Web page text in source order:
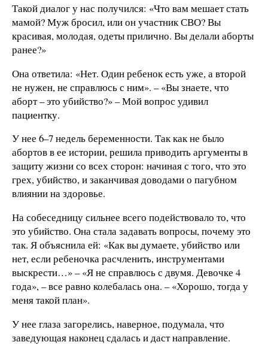
Такой диалог у нас получился: «Что вам мешает стать
мамой? Муж бросил, или он участник СВО? Вы
красивая, молодая, одеты прилично. Вы делали аборты
ранее?»
Она ответила: «Нет. Один ребенок есть уже, а второй
не нужен, не справлюсь с ним». – «Вы знаете, что
аборт – это убийство?» – Мой вопрос удивил
пациентку.
У нее 6–7 недель беременности. Так как не было
абортов в ее истории, решила приводить аргументы в
защиту жизни со всех сторон: начиная с того, что это
грех, убийство, и заканчивая доводами о пагубном
влиянии на здоровье.
На собеседницу сильнее всего подействовало то, что
это убийство. Она стала задавать вопросы, почему это
так. Я объяснила ей: «Как вы думаете, убийство или
нет, если ребеночка расчленить, инструментами
выскрести…» – «Я не справлюсь с двумя. Девочке 4
года», – все равно колебалась она. – «Хорошо, тогда у
меня такой план».
У нее глаза загорелись, наверное, подумала, что
заведующая наконец сдалась и даст направление.